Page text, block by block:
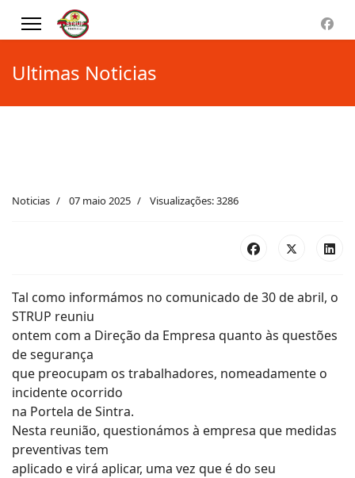
Ultimas Noticias
Noticias 07 maio 2025 Visualizações: 3286
Tal como informámos no comunicado de 30 de abril, o
STRUP reuniu
ontem com a Direção da Empresa quanto às questões
de segurança
que preocupam os trabalhadores, nomeadamente o
incidente ocorrido
na Portela de Sintra.
Nesta reunião, questionámos à empresa que medidas
preventivas tem
aplicado e virá aplicar, uma vez que é do seu